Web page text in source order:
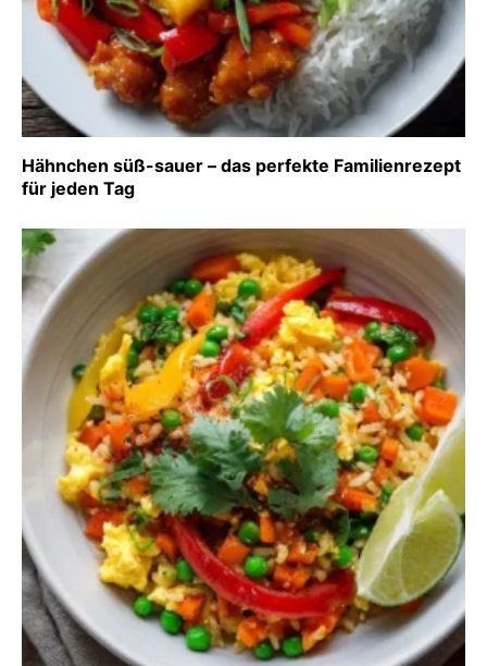
Hähnchen süß-sauer – das perfekte Familienrezept
für jeden Tag